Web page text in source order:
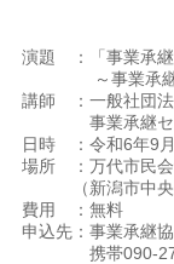
演題 ：「事業承継
～事業承継士
講師 ：一般社団
事業承継セン
日時 ：令和6年9
場所 ：万代市民
（新潟市中央区
費用 ：無料
申込先：事業承継
携帯090-